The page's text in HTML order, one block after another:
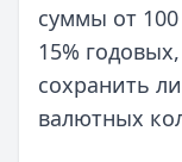
суммы от 100
15%
сохранить
валютных